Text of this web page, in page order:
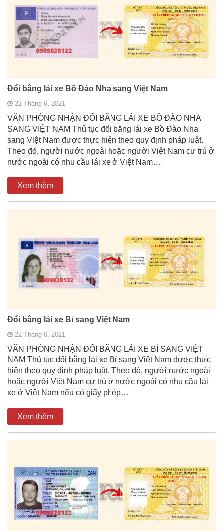
Đổi bằng lái xe Bồ Đào Nha sang Việt Nam
22 Tháng 6, 2021
VĂN PHÒNG NHẬN ĐỔI BẰNG LÁI XE BỒ ĐÀO NHA
SANG VIỆT NAM Thủ tục đổi bằng lái xe Bồ Đào Nha
sang Việt Nam được thực hiện theo quy định pháp luật.
Theo đó, người nước ngoài hoặc người Việt Nam cư trú ở
nước ngoài có nhu cầu lái xe ở Việt Nam…
Xem thêm
Đổi bằng lái xe Bỉ sang Việt Nam
22 Tháng 6, 2021
VĂN PHÒNG NHẬN ĐỔI BẰNG LÁI XE BỈ SANG VIỆT
NAM Thủ tục đổi bằng lái xe Bỉ sang Việt Nam được thực
hiện theo quy định pháp luật. Theo đó, người nước ngoài
hoặc người Việt Nam cư trú ở nước ngoài có nhu cầu lái
xe ở Việt Nam nếu có giấy phép…
Xem thêm